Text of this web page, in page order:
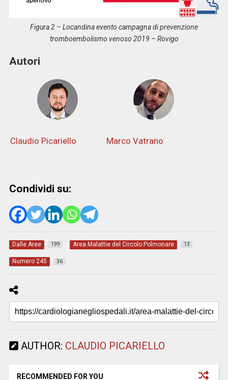
Figura 2 – Locandina evento campagna di prevenzione
tromboembolismo venoso 2019 – Rovigo
Autori
Claudio Picariello Marco Vatrano
Condividi su:
Dalle Aree 199 Area Malattie del Circolo Polmonare 13
Numero 245 36
AUTHOR: CLAUDIO PICARIELLO
RECOMMENDED FOR YOU